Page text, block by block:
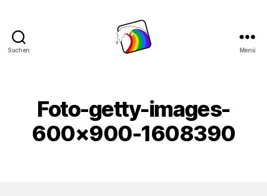
Suchen Menü
Foto-getty-images-
600×900-1608390